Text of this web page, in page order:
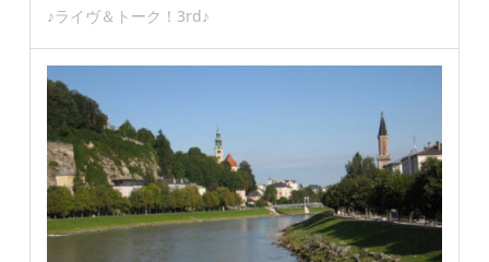
♪ライヴ＆トーク！3rd♪